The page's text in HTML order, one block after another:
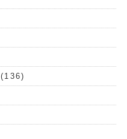
(136)